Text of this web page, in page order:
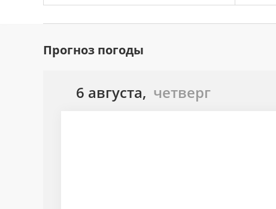
Прогноз погоды
6 августа, четверг